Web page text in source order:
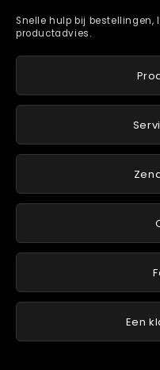
Snelle hulp bij bestellingen,
productadvies.
Een